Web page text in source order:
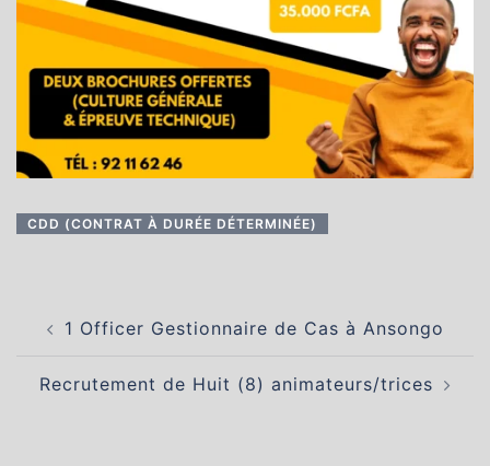
CDD (CONTRAT À DURÉE DÉTERMINÉE)
d’article1 Officer Gestionnaire de Cas à Ansongo
Recrutement de Huit (8) animateurs/trices